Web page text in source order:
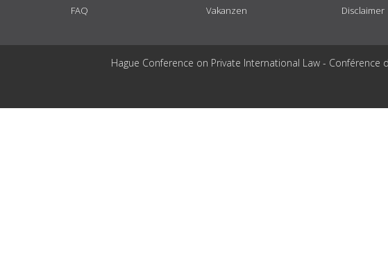
FAQ
Vakanzen
Disclaimer
Hague Conference on Private International Law -